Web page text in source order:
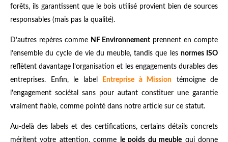
forêts, ils garantissent que le bois utilisé provient bien de sources
responsables (mais pas la qualité).
D’autres repères comme NF Environnement prennent en compte
l’ensemble du cycle de vie du meuble, tandis que les normes ISO
reflètent davantage l’organisation et les engagements durables des
entreprises. Enfin, le label
Entreprise à Mission témoigne de
l'engagement sociétal sans pour autant constituer une garantie
vraiment fiable, comme pointé dans notre article sur ce statut.
Au-delà des labels et des certifications, certains détails concrets
méritent votre attention, comme
le poids du meuble qui donne